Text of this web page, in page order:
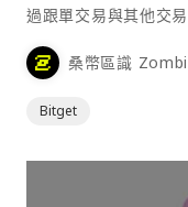
過跟單交易與其他交
桑幣區識
Bitget